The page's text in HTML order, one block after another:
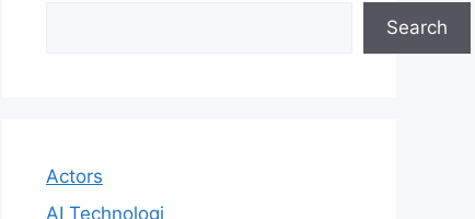
Search
Actors
AI Technologi